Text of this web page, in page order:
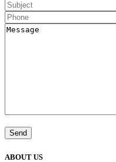
ABOUT US